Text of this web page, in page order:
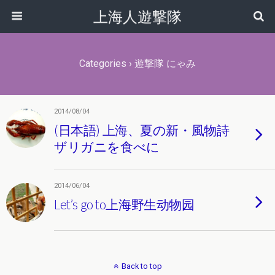
上海人遊撃隊
Categories › 遊撃隊 にゃみ
2014/08/04
(日本語) 上海、夏の新・風物詩
ザリガニを食べに
2014/06/04
Let’s go to上海野生动物园
Back to top